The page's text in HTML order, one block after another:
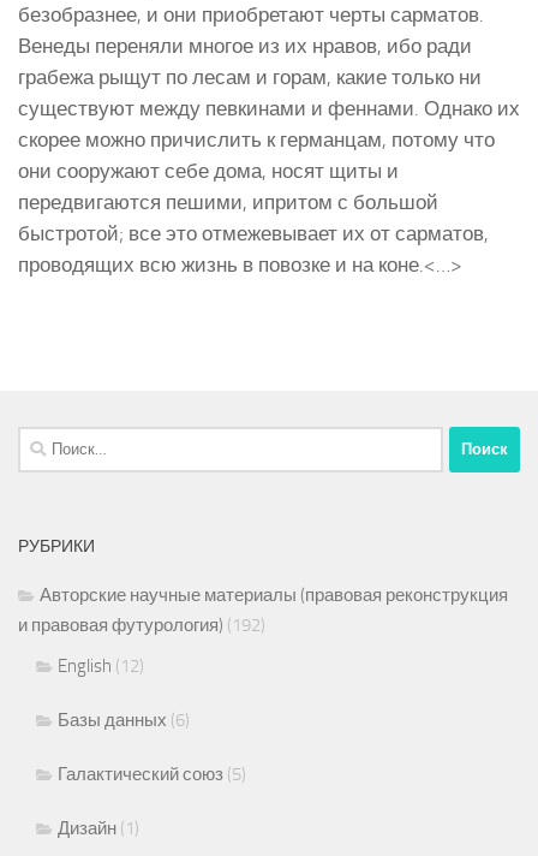
безобразнее, и они приобретают черты сарматов.
Венеды переняли многое из их нравов, ибо ради
грабежа рыщут по лесам и горам, какие только ни
существуют между певкинами и феннами. Однако их
скорее можно причислить к германцам, потому что
они сооружают себе дома, носят щиты и
передвигаются пешими, ипритом с большой
быстротой; все это отмежевывает их от сарматов,
проводящих всю жизнь в повозке и на коне.<…>
Найти:
РУБРИКИ
Авторские научные материалы (правовая реконструкция
и правовая футурология) (192)
English (12)
Базы данных (6)
Галактический союз (5)
Дизайн (1)